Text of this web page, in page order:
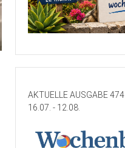
AKTUELLE AUSGABE 474
16.07. - 12.08.